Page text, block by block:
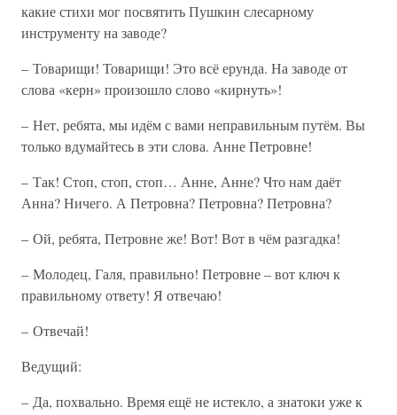
какие стихи мог посвятить Пушкин слесарному
инструменту на заводе?
– Товарищи! Товарищи! Это всё ерунда. На заводе от
слова «керн» произошло слово «кирнуть»!
– Нет, ребята, мы идём с вами неправильным путём. Вы
только вдумайтесь в эти слова. Анне Петровне!
– Так! Стоп, стоп, стоп… Анне, Анне? Что нам даёт
Анна? Ничего. А Петровна? Петровна? Петровна?
– Ой, ребята, Петровне же! Вот! Вот в чём разгадка!
– Молодец, Галя, правильно! Петровне – вот ключ к
правильному ответу! Я отвечаю!
– Отвечай!
Ведущий:
– Да, похвально. Время ещё не истекло, а знатоки уже к